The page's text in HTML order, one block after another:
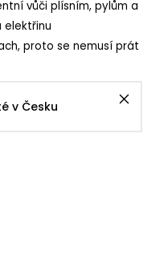
v Česku
vůči plísním, pylům a
elektřinu
proto se nemusí prát